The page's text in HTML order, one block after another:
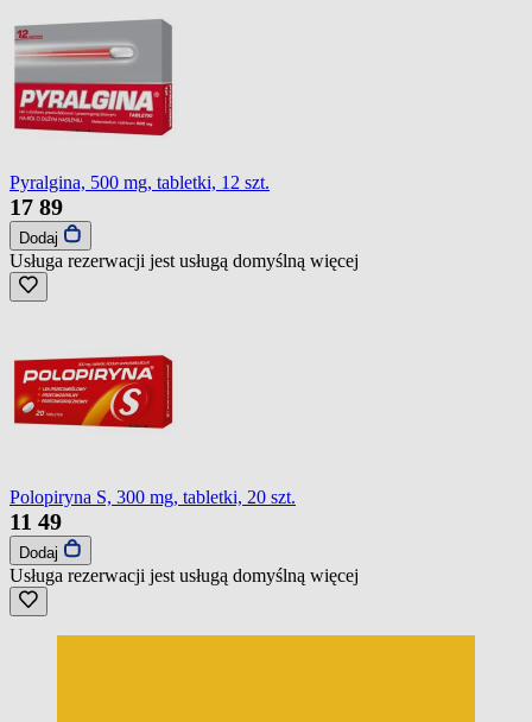
Pyralgina, 500 mg, tabletki, 12 szt.
17 89
Dodaj
Usługa rezerwacji jest usługą domyślną więcej
Polopiryna S, 300 mg, tabletki, 20 szt.
11 49
Dodaj
Usługa rezerwacji jest usługą domyślną więcej